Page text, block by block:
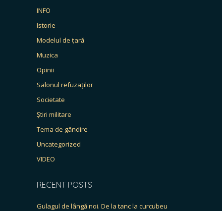
INFO
Istorie
Modelul de țară
Muzica
Opinii
Salonul refuzaților
Societate
Știri militare
Tema de gândire
Uncategorized
VIDEO
RECENT POSTS
Gulagul de lângă noi. De la tanc la curcubeu